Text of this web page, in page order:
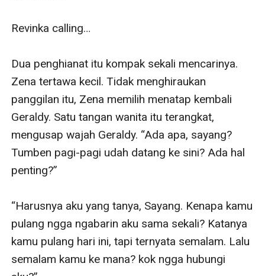
Revinka calling…
Dua penghianat itu kompak sekali mencarinya.
Zena tertawa kecil. Tidak menghiraukan
panggilan itu, Zena memilih menatap kembali
Geraldy. Satu tangan wanita itu terangkat,
mengusap wajah Geraldy. “Ada apa, sayang?
Tumben pagi-pagi udah datang ke sini? Ada hal
penting?”
“Harusnya aku yang tanya, Sayang. Kenapa kamu
pulang ngga ngabarin aku sama sekali? Katanya
kamu pulang hari ini, tapi ternyata semalam. Lalu
semalam kamu ke mana? kok ngga hubungi